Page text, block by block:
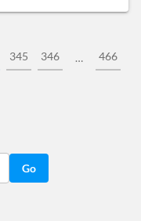
345 346 … 466
Go